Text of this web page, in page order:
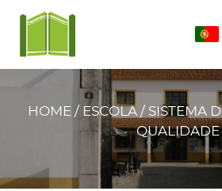
HOME / ESCOLA / SISTEMA
QUALIDADE